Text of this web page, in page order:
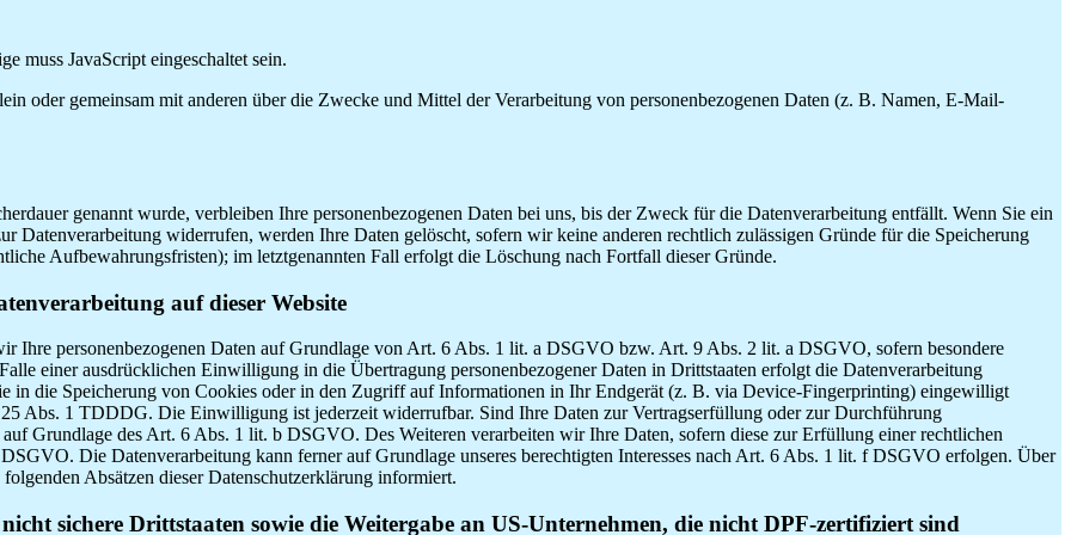
muss JavaScript eingeschaltet sein.
oder gemeinsam mit anderen über die Zwecke und Mittel der Verarbeitung von personenbezogenen Daten (z. B. Namen, E-Mail-
genannt wurde, verbleiben Ihre personenbezogenen Daten bei uns, bis der Zweck für die Datenverarbeitung entfällt. Wenn Sie ein
Datenverarbeitung widerrufen, werden Ihre Daten gelöscht, sofern wir keine anderen rechtlich zulässigen Gründe für die Speicherung
Aufbewahrungsfristen); im letztgenannten Fall erfolgt die Löschung nach Fortfall dieser Gründe.
auf dieser Website
Ihre personenbezogenen Daten auf Grundlage von Art. 6 Abs. 1 lit. a DSGVO bzw. Art. 9 Abs. 2 lit. a DSGVO, sofern besondere
einer ausdrücklichen Einwilligung in die Übertragung personenbezogener Daten in Drittstaaten erfolgt die Datenverarbeitung
in die Speicherung von Cookies oder in den Zugriff auf Informationen in Ihr Endgerät (z. B. via Device-Fingerprinting) eingewilligt
Abs. 1 TDDDG. Die Einwilligung ist jederzeit widerrufbar. Sind Ihre Daten zur Vertragserfüllung oder zur Durchführung
Grundlage des Art. 6 Abs. 1 lit. b DSGVO. Des Weiteren verarbeiten wir Ihre Daten, sofern diese zur Erfüllung einer rechtlichen
Die Datenverarbeitung kann ferner auf Grundlage unseres berechtigten Interesses nach Art. 6 Abs. 1 lit. f DSGVO erfolgen. Über
Absätzen dieser Datenschutzerklärung informiert.
sichere Drittstaaten sowie die Weitergabe an US-Unternehmen, die nicht DPF-zertifiziert sind